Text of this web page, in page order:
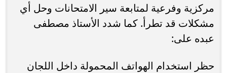
مركزية وفرعية لمتابعة سير الامتحانات وحل أي
مشكلات قد تطرأ. كما شدد الأستاذ مصطفى
عبده على:
حظر استخدام الهواتف المحمولة داخل اللجان